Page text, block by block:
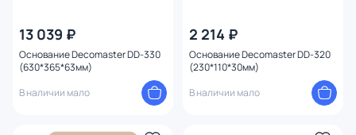
13 039 ₽
Основание Decomaster DD-330
(630*365*63мм)
В наличии мало
2 214 ₽
Основание Decomaster DD-320
(230*110*30мм)
В наличии мало